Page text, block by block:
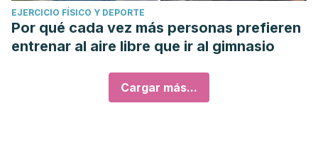
EJERCICIO FÍSICO Y DEPORTE
Por qué cada vez más personas prefieren
entrenar al aire libre que ir al gimnasio
Cargar más...